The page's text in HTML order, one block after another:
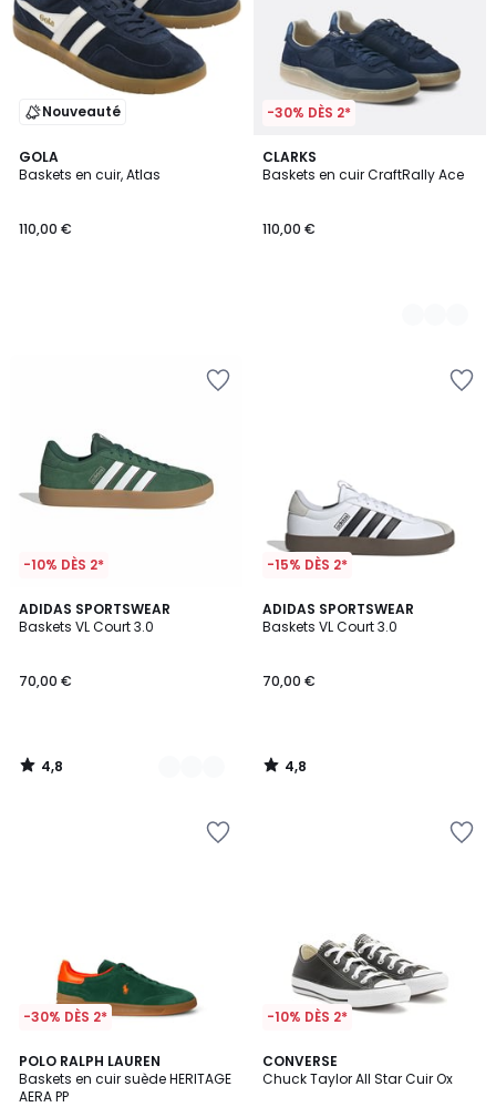
Nouveauté
GOLA
Baskets en cuir, Atlas
110,00 €
-30% DÈS 2*
CLARKS
Baskets en cuir CraftRally Ace
110,00 €
2
Couleurs
-10% DÈS 2*
ADIDAS SPORTSWEAR
Baskets VL Court 3.0
70,00 €
4,8
/ 5
2
Couleurs
4,8
/
-15% DÈS 2*
ADIDAS SPORTSWEAR
Baskets VL Court 3.0
70,00 €
4,8
/ 5
4,8
/
-30% DÈS 2*
POLO RALPH LAUREN
Baskets en cuir suède HERITAGE
AERA PP
-10% DÈS 2*
CONVERSE
Chuck Taylor All Star Cuir Ox
5
/